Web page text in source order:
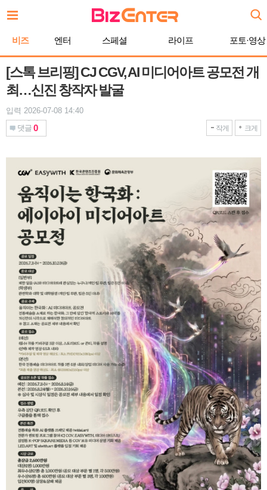
문
기
비즈 엔터 스페셜 라이프 포토·영상
[스톡 브리핑] CJ CGV, AI 미디어아트 공모전 개
최…신진 창작자 발굴
입력 2026-07-08 14:40
댓글 0 작게 크게